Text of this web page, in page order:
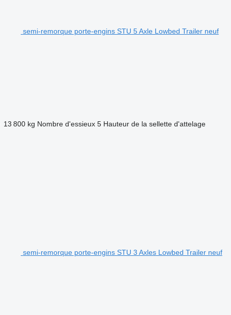
semi-remorque porte-engins STU 5 Axle Lowbed Trailer neuf
13 800 kg Nombre d'essieux 5 Hauteur de la sellette d'attelage
semi-remorque porte-engins STU 3 Axles Lowbed Trailer neuf